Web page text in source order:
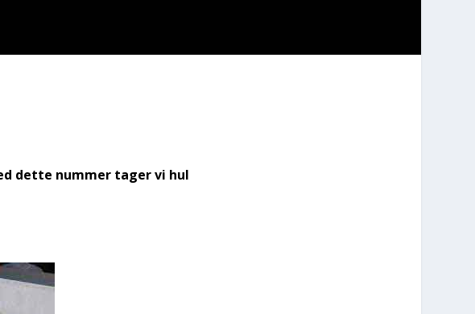
det­te num­mer tager vi hul